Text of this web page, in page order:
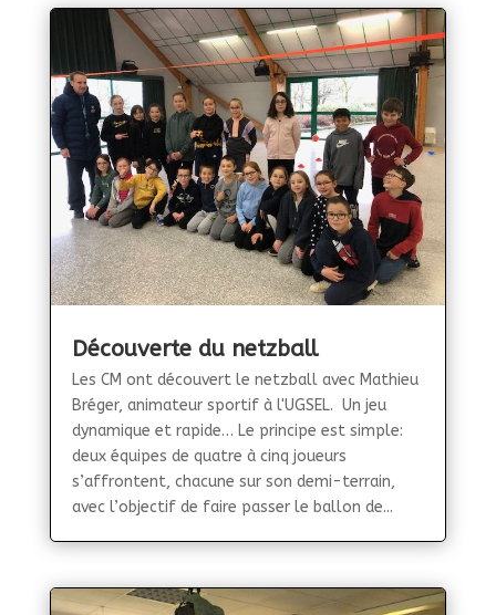
Découverte du netzball
Les CM ont découvert le netzball avec Mathieu
Bréger, animateur sportif à l'UGSEL. Un jeu
dynamique et rapide… Le principe est simple:
deux équipes de quatre à cinq joueurs
s’affrontent, chacune sur son demi-terrain,
avec l’objectif de faire passer le ballon de...